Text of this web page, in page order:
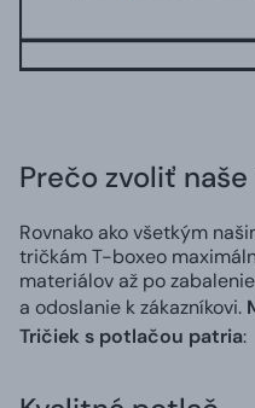
Prečo zvoliť
Rovnako ako všetkým
tričkám T-boxeo
materiálov až po
a odoslanie k zákazníkovi.
Tričiek s potlačou patria: